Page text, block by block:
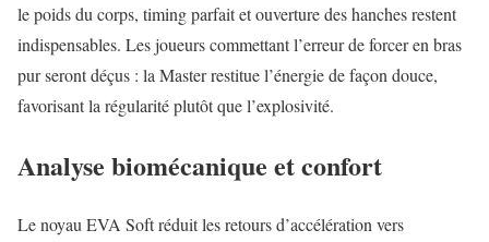
le poids du corps, timing parfait et ouverture des hanches restent
indispensables. Les joueurs commettant l’erreur de forcer en bras
pur seront déçus : la Master restitue l’énergie de façon douce,
favorisant la régularité plutôt que l’explosivité.
Analyse biomécanique et confort
Le noyau EVA Soft réduit les retours d’accélération vers